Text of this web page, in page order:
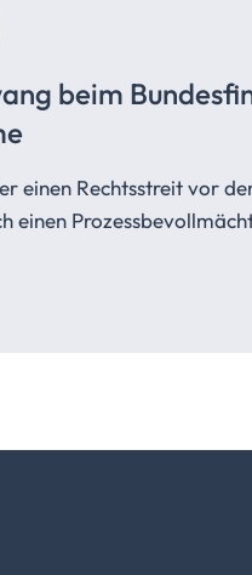
beim
einen Rechtsstreit vor
einen